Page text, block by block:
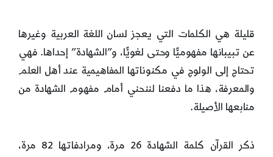
قليلة هي الكلمات التي يعجز لسان اللغة العربية وغيرها
عن تبيبانها مفهوميًّا وحتى لغويًّا، و”الشهادة” إحداها. فهي
تحتاج إلى الولوج في مكنوناتها المفاهيمية عند أهل العلم
والمعرفة، هذا ما دفعنا لننحني أمام مفهوم الشهادة من
منابعها الأصيلة.
ذكر القرآن كلمة الشهادة 26 مرة، ومرادفاتها 82 مرة،